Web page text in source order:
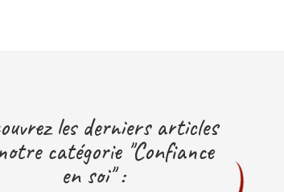
les derniers articles
catégorie "Confiance
en soi" :